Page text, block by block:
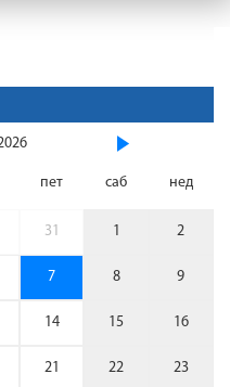
пет саб нед
31 1 2
7 8 9
14 15 16
21 22 23